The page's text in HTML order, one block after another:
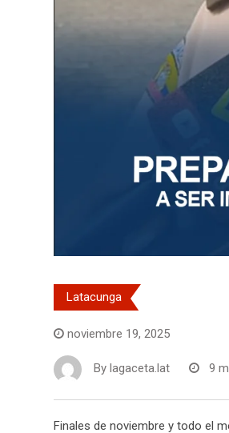
Latacunga
noviembre 19, 2025
By lagaceta.lat 9
Finales de noviembre y todo el